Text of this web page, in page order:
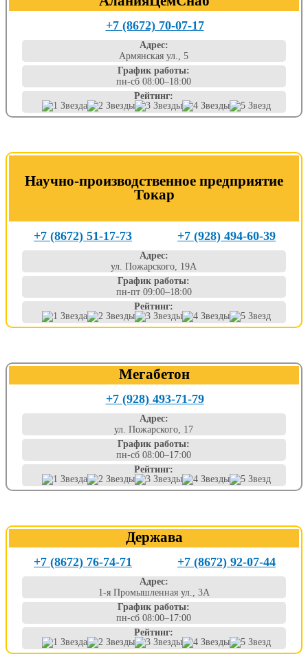
+7 (8672) 70-07-17
Адрес:
Армянская ул., 5
График работы:
пн-сб 08:00–18:00
Рейтинг:
Научно-производственное предприятие
Токар
+7 (8672) 51-17-73 +7 (928) 494-60-39
Адрес:
ул. Пожарского, 19А
График работы:
пн-пт 09:00–18:00
Рейтинг:
Мегабетон
+7 (928) 493-71-79
Адрес:
ул. Пожарского, 17
График работы:
пн-сб 08:00–17:00
Рейтинг:
Держава
+7 (8672) 76-74-71 +7 (8672) 92-07-44
Адрес:
1-я Промышленная ул., 3А
График работы:
пн-сб 08:00–17:00
Рейтинг: